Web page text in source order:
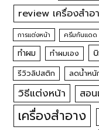
review เครื่องสำอ
การแต่งหน้า ครีมกันแดด
ทำผม ทำผมเอง
รีวิวลิปสติก ลดน้ำหนั
วิธีแต่งหน้า
สอ
เครื่องสำอาง